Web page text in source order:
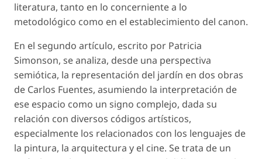
literatura, tanto en lo concerniente a lo
metodológico como en el establecimiento del canon.
En el segundo artículo, escrito por Patricia
Simonson, se analiza, desde una perspectiva
semiótica, la representación del jardín en dos obras
de Carlos Fuentes, asumiendo la interpretación de
ese espacio como un signo complejo, dada su
relación con diversos códigos artísticos,
especialmente los relacionados con los lenguajes de
la pintura, la arquitectura y el cine. Se trata de un